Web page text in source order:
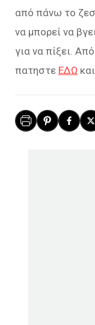
από πάνω το
να μπορεί να
για να πίξει.
πατηστε ΕΔΩ